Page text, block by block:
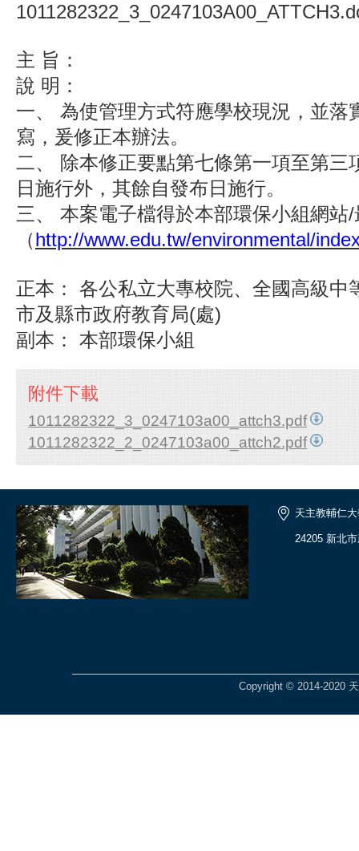
主 旨：
說 明：
一、 為使管理方式符應學校現況，並落
寫，爰修正本辦法。
二、 除本修正要點第七條第一項至第三
日施行外，其餘自發布日施行。
三、 本案電子檔得於本部環保小組網站
（http://www.edu.tw/environmental/
正本： 各公私立大專校院、全國高級中
市及縣市政府教育局(處)
副本： 本部環保小組
附件下載
1011282322_3_0247103a00_attch3.pdf
1011282322_2_0247103a00_attch2.pdf
天主教輔仁
24205 新北
Copyright © 2014-2020